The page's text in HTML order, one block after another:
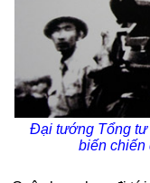
Đại tướng Tổng tư
biến chiến